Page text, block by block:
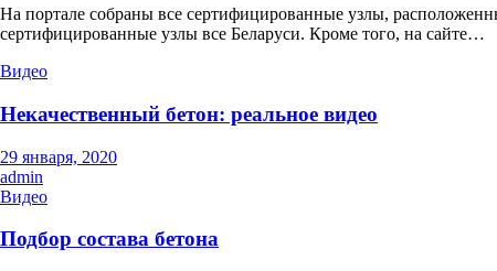
На портале собраны все сертифицированные узлы,
сертифицированные узлы все Беларуси. Кроме того, на сайте…
Видео
Некачественный бетон: реальное видео
29 января, 2020
admin
Видео
Подбор состава бетона